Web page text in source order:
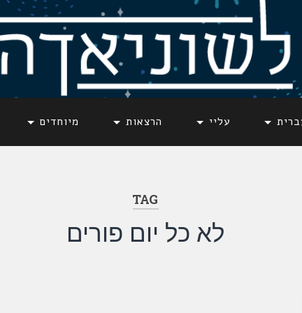
עליי הרצאות מיוחדים
TAG
לא כל יום פורים